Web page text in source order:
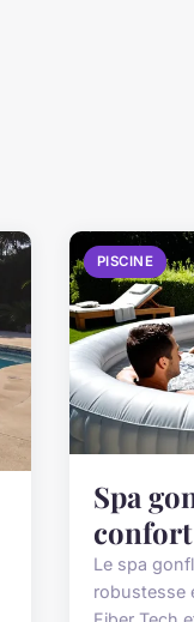
PISCINE
Spa
Le spa
robustesse